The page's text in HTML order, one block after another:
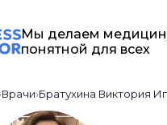
Мы делаем
понятной для всех
Врачи Братухина Виктория